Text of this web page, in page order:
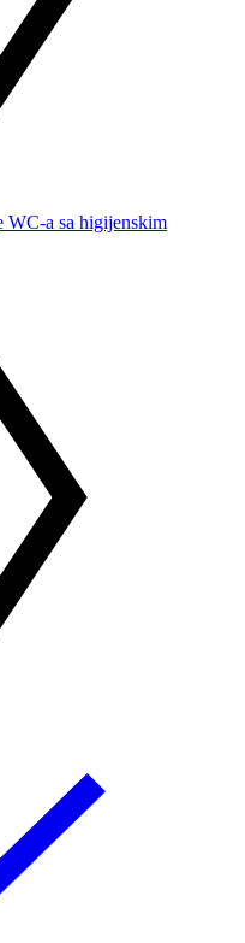
WC-a sa higijenskim